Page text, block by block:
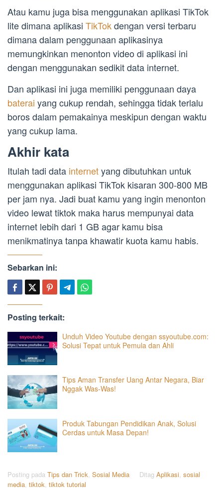
Atau kamu juga bisa menggunakan aplikasi TikTok
lite dimana aplikasi TikTokdengan versi terbaru
dimana dalam penggunaan aplikasinya
memungkinkan menonton video di aplikasi ini
dengan menggunakan sedikit data internet.
Dan aplikasi ini juga memiliki penggunaan daya
baterai yang cukup rendah, sehingga tidak terlalu
boros dalam pemakainya meskipun dengan waktu
yang cukup lama.
Akhir kata
Itulah tadi data internetyang dibutuhkan untuk
menggunakan aplikasi TikTok kisaran 300-800 MB
per jam nya. Jadi buat kamu yang ingin menonton
video lewat tiktok maka harus mempunyai data
internet lebih dari 1 GB agar kamu bisa
menikmatinya tanpa khawatir kuota kamu habis.
Sebarkan ini:
Posting terkait:
Unduh Video Youtube dengan ssyoutube.com:
Solusi Tepat untuk Pemula dan Ahli
Tips Aman Transfer Uang Antar Negara, Biar
Nggak Was-Was!
Produk Tabungan Pendidikan Anak, Solusi
Cerdas untuk Masa Depan!
Posting pada Tips dan Trick, Sosial Media Ditag Aplikasi, sosial
media, tiktok, tiktok tutorial